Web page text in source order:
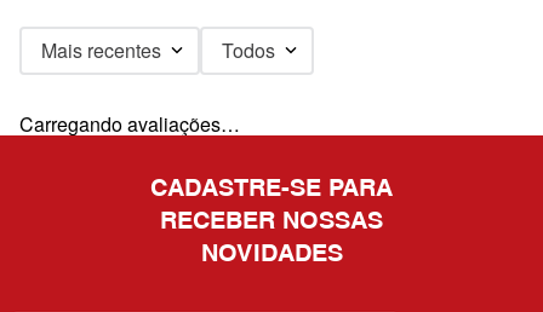
Mais recentes Todos
Carregando avaliações…
CADASTRE-SE PARA
RECEBER NOSSAS
NOVIDADES